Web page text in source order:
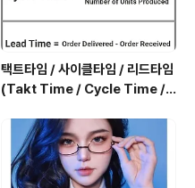
택트타임 / 사이클타임 / 리드타임
(Takt Time / Cycle Time / L